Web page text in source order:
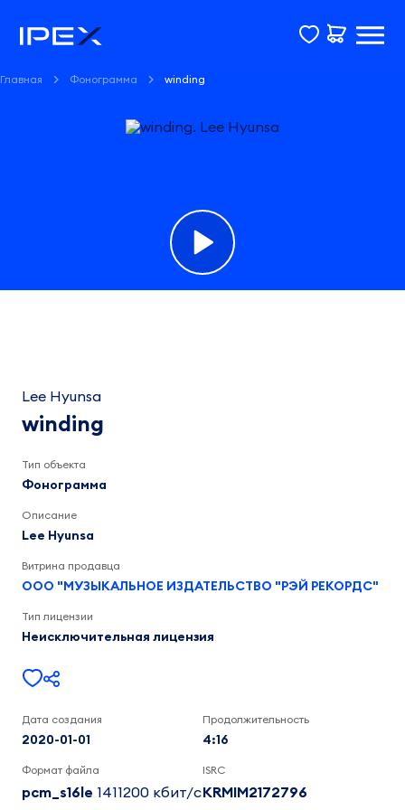
Главная Фонограмма winding
4:17
Lee Hyunsa
winding
Тип объекта
Фонограмма
Описание
Lee Hyunsa
Витрина продавца
ООО "МУЗЫКАЛЬНОЕ ИЗДАТЕЛЬСТВО "РЭЙ РЕКОРДС"
Тип лицензии
Неисключительная лицензия
Дата создания
2020-01-01
Продолжительность
4:16
Формат файла
pcm_s16le 1411200 кбит/c
ISRC
KRMIM2172796